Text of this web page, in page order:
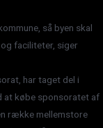
så byen skal
faciliteter, siger
har taget del i
at købe sponsoratet af
række mellemstore